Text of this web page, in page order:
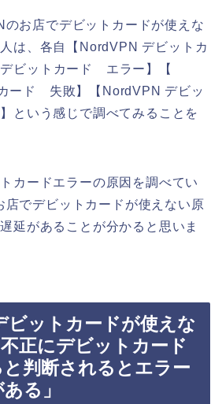
お店でデビットカードが使えな
は、各自【NordVPN デビットカ
ビットカード エラー】【
ード 失敗】【NordVPN デビッ
という感じで調べてみることを
カードエラーの原因を調べてい
でデビットカードが使えない原
延があることが分かると思いま
ビットカードが使えな
正にデビットカード
判断されるとエラー
る」